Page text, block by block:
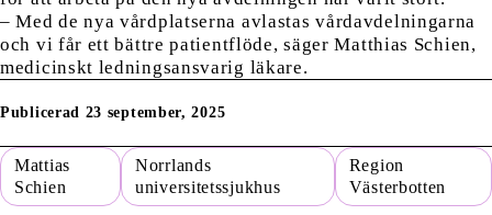
– Med de nya vårdplatserna avlastas vårdavdelningarna
och vi får ett bättre patientflöde, säger Matthias Schien,
medicinskt ledningsansvarig läkare.
Publicerad 23 september, 2025
Mattias
Schien
Norrlands
universitetssjukhus
Region
Västerbotten